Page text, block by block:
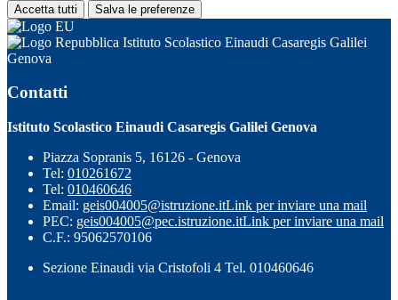
Accetta tutti Salva le preferenze
Istituto Scolastico Einaudi Casaregis Galilei
Genova
Contatti
Istituto Scolastico Einaudi Casaregis Galilei Genova
Piazza Sopranis 5, 16126 - Genova
Tel: 010261672
Tel: 010460646
Email: geis004005@istruzione.itLink per inviare una mail
PEC: geis004005@pec.istruzione.itLink per inviare una mail
C.F.: 95062570106
Sezione Einaudi via Cristofoli 4 Tel. 010460646